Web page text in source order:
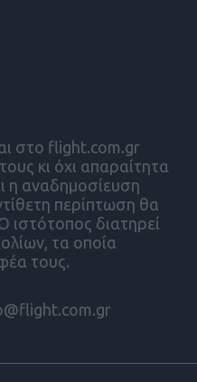
στο flight.com.gr
κι όχι απαραίτητα
η αναδημοσίευση
περίπτωση θα
ιστότοπος διατηρεί
τα οποία
τους.